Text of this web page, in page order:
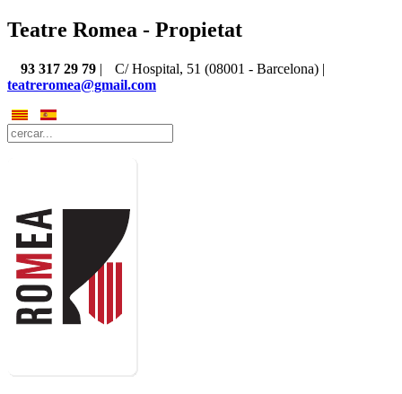
Teatre Romea - Propietat
93 317 29 79 |
C/ Hospital, 51 (08001 - Barcelona) |
teatreromea@gmail.com